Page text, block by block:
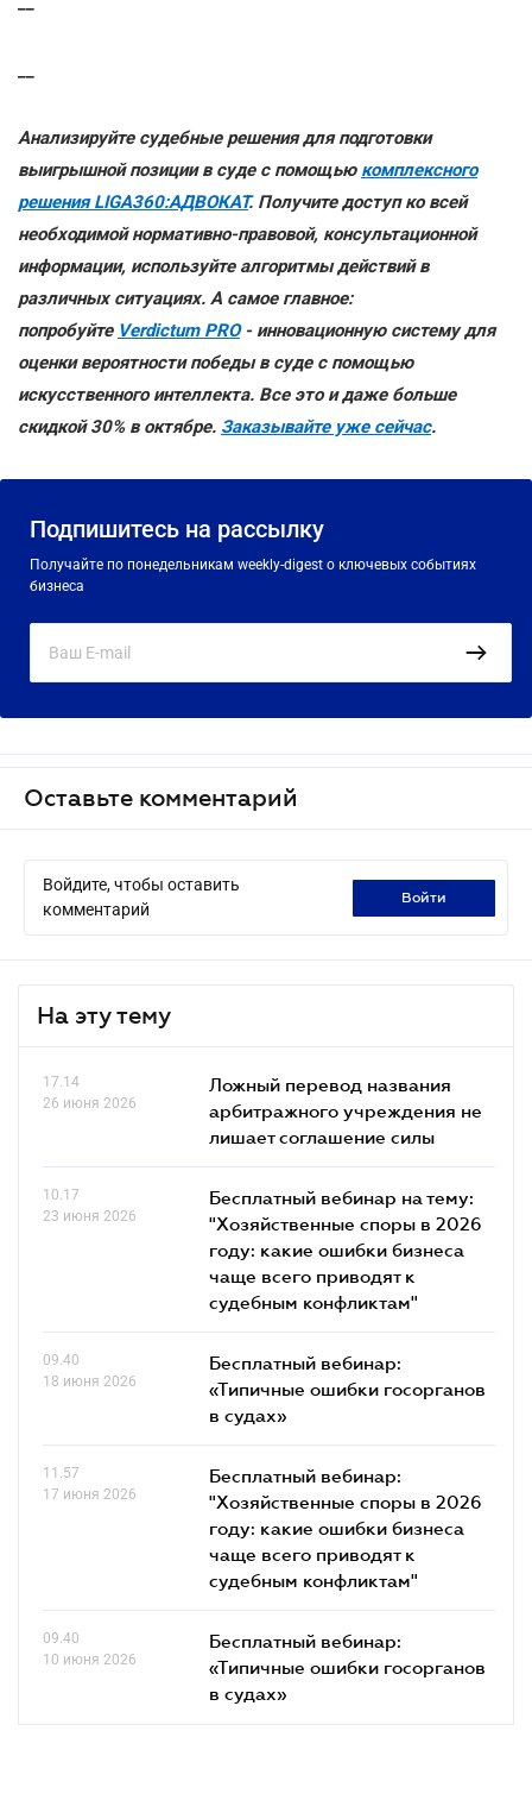
Анализируйте судебные решения для подготовки
выигрышной позиции в суде с помощью комплексного
решения LIGA360:АДВОКАТ. Получите доступ ко всей
необходимой нормативно-правовой, консультационной
информации, используйте алгоритмы действий в
различных ситуациях. А самое главное:
попробуйте Verdictum PRO- инновационную систему для
оценки вероятности победы в суде с помощью
искусственного интеллекта. Все это и даже больше
скидкой 30% в октябре. Заказывайте уже сейчас.
Подпишитесь на рассылку
Получайте по понедельникам weekly-digest о ключевых событиях
бизнеса
Оставьте комментарий
Войдите, чтобы оставить
комментарий
войти
На эту тему
17.14
26 июня 2026
Ложный перевод названия
арбитражного учреждения не
лишает соглашение силы
10.17
23 июня 2026
Бесплатный вебинар на тему:
"Хозяйственные споры в 2026
году: какие ошибки бизнеса
чаще всего приводят к
судебным конфликтам"
09.40
18 июня 2026
Бесплатный вебинар:
«Типичные ошибки госорганов
в судах»
11.57
17 июня 2026
Бесплатный вебинар:
"Хозяйственные споры в 2026
году: какие ошибки бизнеса
чаще всего приводят к
судебным конфликтам"
09.40
10 июня 2026
Бесплатный вебинар:
«Типичные ошибки госорганов
в судах»